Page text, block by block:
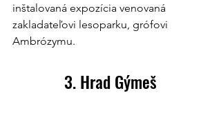
inštalovaná expozícia venovaná
zakladateľovi lesoparku, grófovi
Ambrózymu.
3. Hrad Gýmeš